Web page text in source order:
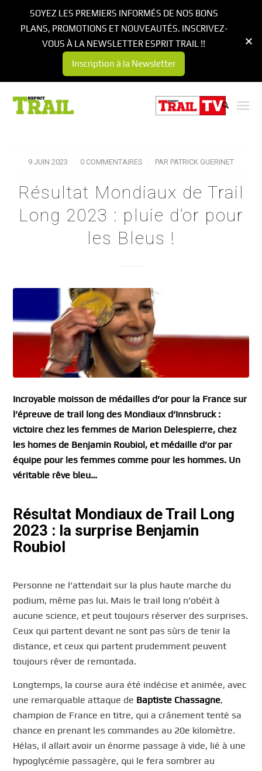
9 JUIN 2023
/ 0 COMMENTAIRES
/ PAR PATRICK GUERINET
Résultat Mondiaux de Trail
Long 2023 : pluie d’or pour
les Bleus !
Incroyable moisson de médailles d’or pour la France sur
l’épreuve de trail long des Mondiaux d’Innsbruck :
victoire chez les femmes de Marion Delespierre, chez
les homes de Benjamin Roubiol, et médaille d’or par
équipe pour les femmes comme pour les hommes. Un
véritable rêve bleu…
Résultat Mondiaux de Trail Long
2023 : la surprise Benjamin
Roubiol
Personne ne l’attendait sur la plus haute marche du
podium, même pas lui. Mais le trail long n’obéit à
aucune science, et peut toujours réserver des surprises.
Ceux qui partent devant ne sont pas sûrs de tenir la
distance, et ceux qui partent prudemment peuvent
toujours rêver de remontada.
Longtemps, la course aura été indécise et animée, avec
une remarquable attaque de Baptiste Chassagne,
champion de France en titre, qui a crânement tenté sa
chance en prenant les commandes au 20e kilomètre.
Hélas, il allait avoir un énorme passage à vide, lié à une
hypoglycémie passagère, qui le fera sombrer au
SOYEZ LES PREMIERS INFORMÉS DE NOS BONS
PLANS, PROMOTIONS ET NOUVEAUTÉS. INSCRIVEZ-
VOUS À LA NEWSLETTER ESPRIT TRAIL !!
Inscription à la Newsletter